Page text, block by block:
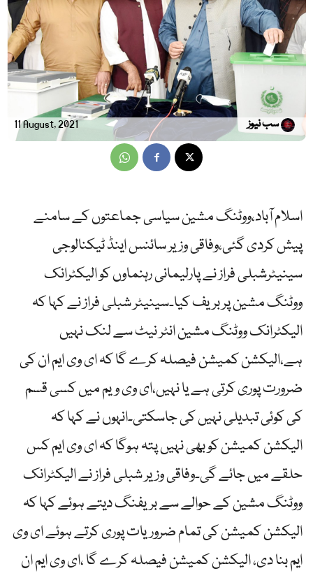
11 August, 2021 سب نیوز
اسلام آباد،ووٹنگ مشین سیاسی جماعتوں کے سامنے
پیش کردی گئی،وفاقی وزیر سائنس اینڈ ٹیکنالوجی
سینیٹرشبلی فراز نے پارلیمانی رہنماوں کو الیکٹرانک
ووٹنگ مشین پر بریف کیا۔سینیٹر شبلی فراز نے کہا کہ
الیکٹرانک ووٹنگ مشین انٹر نیٹ سے لنک نہیں
ہے،الیکشن کمیشن فیصلہ کرے گا کہ ای وی ایم ان کی
ضرورت پوری کرتی ہے یا نہیں،ای وی ویم میں کسی قسم
کی کوئی تبدیلی نہیں کی جاسکتی۔انہوں نے کہا کہ
الیکشن کمیشن کو بھی نہیں پتہ ہوگا کہ ای وی ایم کس
حلقے میں جائے گی۔وفاقی وزیر شبلی فراز نے الیکٹرانک
ووٹنگ مشین کے حوالے سے بریفنگ دیتے ہوئے کہا کہ
الیکشن کمیشن کی تمام ضروریات پوری کرتے ہوئے ای وی
ایم بنا دی، الیکشن کمیشن فیصلہ کرے گا ،ای وی ایم ان